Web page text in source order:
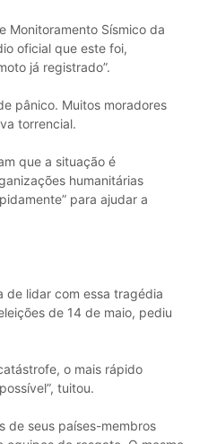
Monitoramento Sísmico da
oficial que este foi,
já registrado”.
pânico. Muitos moradores
torrencial.
que a situação é
humanitárias
para ajudar a
de lidar com essa tragédia
de 14 de maio, pediu
o mais rápido
tuitou.
de seus países-membros